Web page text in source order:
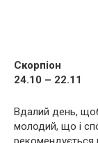
Скорпіон
24.10 – 22.11
Вдалий день,
молодий, що і